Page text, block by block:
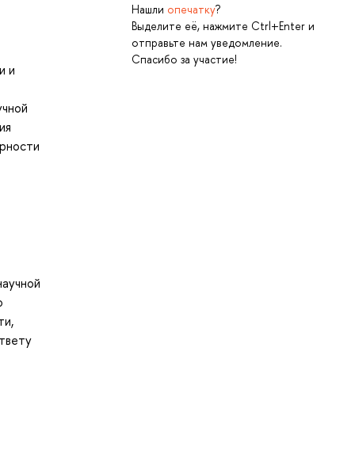
Нашли опечатку?
Выделите её, нажмите Ctrl+Enter и
отправьте нам уведомление.
Спасибо за участие!
и